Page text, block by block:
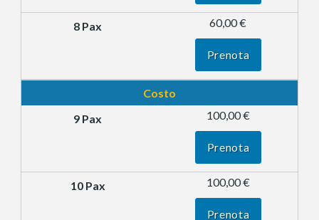
60,00 €
Prenota
Costo
100,00 €
Prenota
100,00 €
Prenota